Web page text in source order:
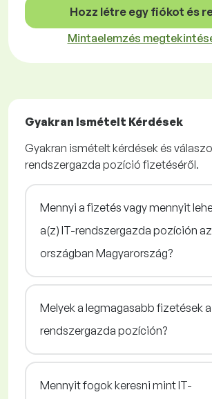
Hozz létre egy fiókot és
Mintaelemzés
Gyakran Ismételt Kérdések
Gyakran ismételt kérdések és
rendszergazda pozíció fizetéséről.
Mennyi a fizetés vagy mennyit
a(z) IT-rendszergazda pozíción az
országban Magyarország?
Melyek a legmagasabb fizetések
rendszergazda pozíción?
Mennyit fogok keresni mint IT-